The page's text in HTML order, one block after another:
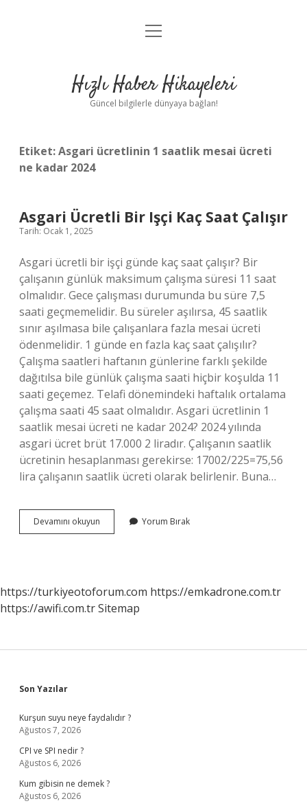
Anasayfa
Yasal Uyarı
menüyü
Hızlı Haber Hikayeleri
Güncel bilgilerle dünyaya bağlan!
Etiket:Asgari ücretlinin 1 saatlik mesai ücreti
ne kadar 2024
Asgari Ücretli Bir Işçi Kaç Saat Çalışır
Tarih: Ocak 1, 2025
Asgari ücretli bir işçi günde kaç saat çalışır? Bir
çalışanın günlük maksimum çalışma süresi 11 saat
olmalıdır. Gece çalışması durumunda bu süre 7,5
saati geçmemelidir. Bu süreler aşılırsa, 45 saatlik
sınır aşılmasa bile çalışanlara fazla mesai ücreti
ödenmelidir. 1 günde en fazla kaç saat çalışılır?
Çalışma saatleri haftanın günlerine farklı şekilde
dağıtılsa bile günlük çalışma saati hiçbir koşulda 11
saati geçemez. Telafi dönemindeki haftalık ortalama
çalışma saati 45 saat olmalıdır. Asgari ücretlinin 1
saatlik mesai ücreti ne kadar 2024? 2024 yılında
asgari ücret brüt 17.000 2 liradır. Çalışanın saatlik
ücretinin hesaplanması gerekirse: 17002/225=75,56
lira çalışanın saatlik ücreti olarak belirlenir. Buna…
Devamını okuyun
Ücretli
Çalışır
Yorum Bırak
https://turkiyeotoforum.com https://emkadrone.com.tr
https://awifi.com.trSitemap
Sidebar
Son Yazılar
Kurşun suyu neye faydalıdır ?
Ağustos 7, 2026
CPI ve SPI nedir ?
Ağustos 6, 2026
Kum gibisin ne demek ?
Ağustos 6, 2026